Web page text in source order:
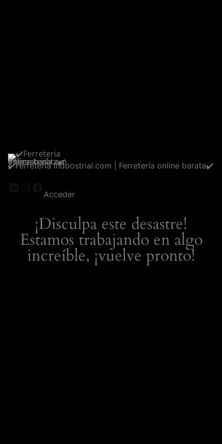
✔️Ferreteria Indoostrial.com | Ferretería online barata✔️
LinkedIn
Instagram
Facebook
Acceder
¡Disculpa este desastre!
Estamos trabajando en algo
increíble, ¡vuelve pronto!